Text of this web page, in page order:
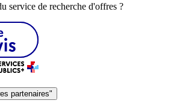
service de recherche d'offres ?
partenaires"